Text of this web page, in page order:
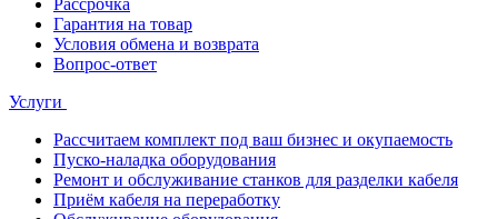
Рассрочка
Гарантия на товар
Условия обмена и возврата
Вопрос-ответ
Услуги
Рассчитаем комплект под ваш бизнес и окупаемость
Пуско-наладка оборудования
Ремонт и обслуживание станков для разделки кабеля
Приём кабеля на переработку